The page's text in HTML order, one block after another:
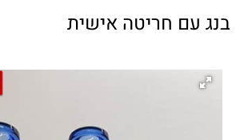
בנג עם חריטה אישית